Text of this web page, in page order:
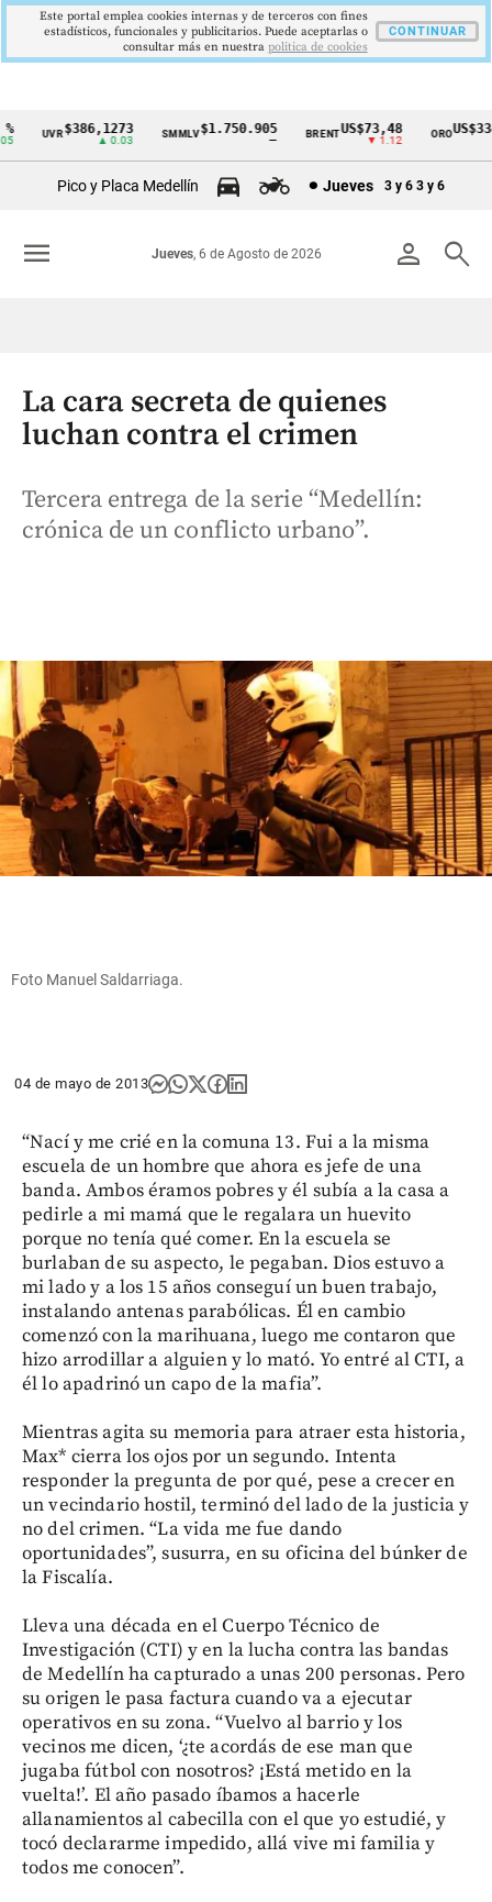
Cintillo
Colombia
UVR $386,1273
▲ 0.03
SMMLV$1.750.905 BRENTUS$73,48
▼ 1.12
ORO
Pico y Placa Medellín Jueves 3 y 6 3 y 6
person search
Jueves, 6 de Agosto de 2026
menu
La cara secreta de quienes
luchan contra el crimen
Tercera entrega de la serie “Medellín:
crónica de un conflicto urbano”.
Foto Manuel Saldarriaga.
04 de mayo de 2013
“Nací y me crié en la comuna 13. Fui a la misma
escuela de un hombre que ahora es jefe de una
banda. Ambos éramos pobres y él subía a la casa a
pedirle a mi mamá que le regalara un huevito
porque no tenía qué comer. En la escuela se
burlaban de su aspecto, le pegaban. Dios estuvo a
mi lado y a los 15 años conseguí un buen trabajo,
instalando antenas parabólicas. Él en cambio
comenzó con la marihuana, luego me contaron que
hizo arrodillar a alguien y lo mató. Yo entré al CTI, a
él lo apadrinó un capo de la mafia”.
Mientras agita su memoria para atraer esta historia,
Max* cierra los ojos por un segundo. Intenta
responder la pregunta de por qué, pese a crecer en
un vecindario hostil, terminó del lado de la justicia y
no del crimen. “La vida me fue dando
oportunidades”, susurra, en su oficina del búnker de
la Fiscalía.
Lleva una década en el Cuerpo Técnico de
Investigación (CTI) y en la lucha contra las bandas
de Medellín ha capturado a unas 200 personas. Pero
su origen le pasa factura cuando va a ejecutar
operativos en su zona. “Vuelvo al barrio y los
vecinos me dicen, ‘¿te acordás de ese man que
jugaba fútbol con nosotros? ¡Está metido en la
vuelta!’. El año pasado íbamos a hacerle
allanamientos al cabecilla con el que yo estudié, y
tocó declararme impedido, allá vive mi familia y
todos me conocen”.
Este portal emplea cookies internas y de terceros con fines
estadísticos, funcionales y publicitarios. Puede aceptarlas o
consultar más en nuestra politica de cookies
CONTINUAR